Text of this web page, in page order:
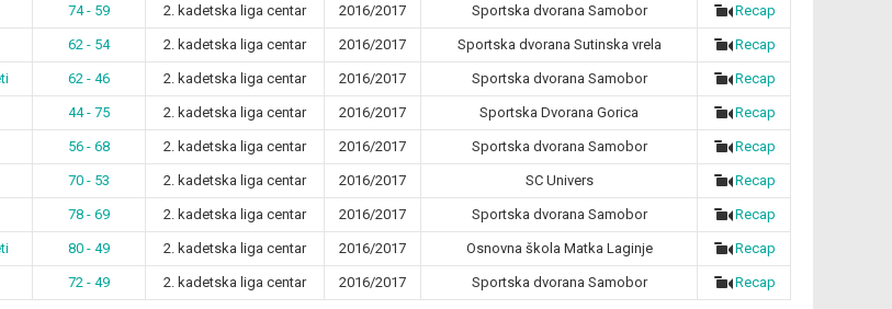
74 - 59 2. kadetska liga centar 2016/2017 Sportska dvorana Samobor Recap
62 - 54 2. kadetska liga centar 2016/2017 Sportska dvorana Sutinska vrela Recap
62 - 46 2. kadetska liga centar 2016/2017 Sportska dvorana Samobor Recap
44 - 75 2. kadetska liga centar 2016/2017 Sportska Dvorana Gorica Recap
56 - 68 2. kadetska liga centar 2016/2017 Sportska dvorana Samobor Recap
70 - 53 2. kadetska liga centar 2016/2017 SC Univers Recap
78 - 69 2. kadetska liga centar 2016/2017 Sportska dvorana Samobor Recap
80 - 49 2. kadetska liga centar 2016/2017 Osnovna škola Matka Laginje Recap
72 - 49 2. kadetska liga centar 2016/2017 Sportska dvorana Samobor Recap